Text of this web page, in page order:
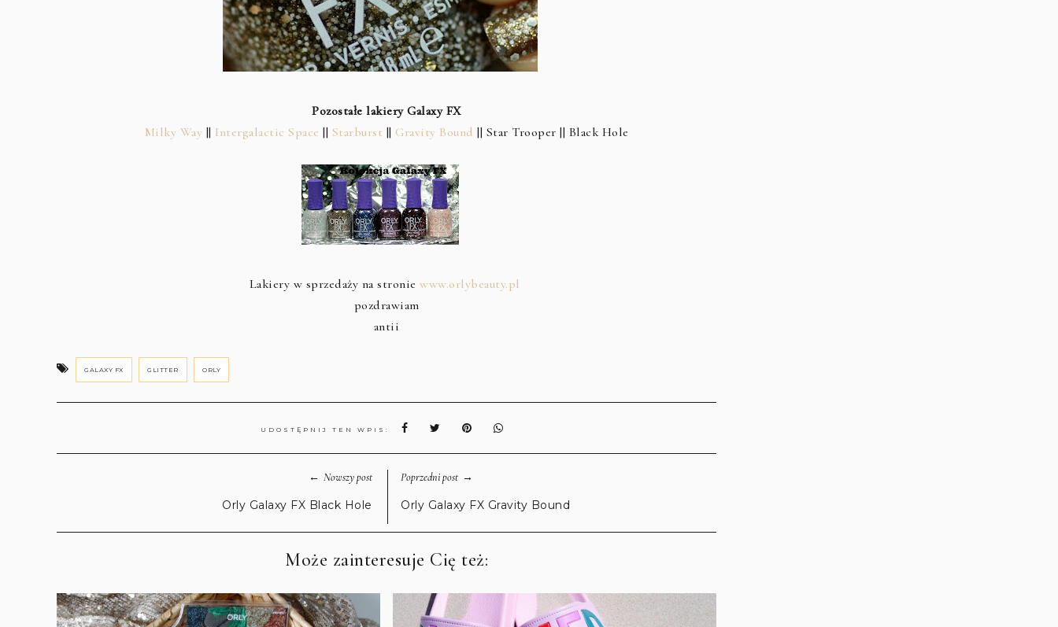
Pozostałe lakiery Galaxy FX
Milky Way || Intergalactic Space || Starburst || Gravity Bound || Star Trooper || Black Hole
Lakiery w sprzedaży na stroniewww.orlybeauty.pl
pozdrawiam
antii
GALAXY FX GLITTER ORLY
UDOSTĘPNIJ TEN WPIS:
← Nowszy post
Orly Galaxy FX Black Hole
Poprzedni post →
Orly Galaxy FX Gravity Bound
Może zainteresuje Cię też: